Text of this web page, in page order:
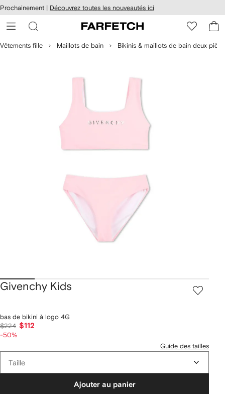
au
principal
Prochainement | Découvrez toutes les nouveautés ici
Vêtements fille Maillots de bain Bikinis & maillots de bain deux
Givenchy Kids
bas de bikini à logo 4G
$224 $112
-50%
Guide des tailles
Taille
Ajouter au panier